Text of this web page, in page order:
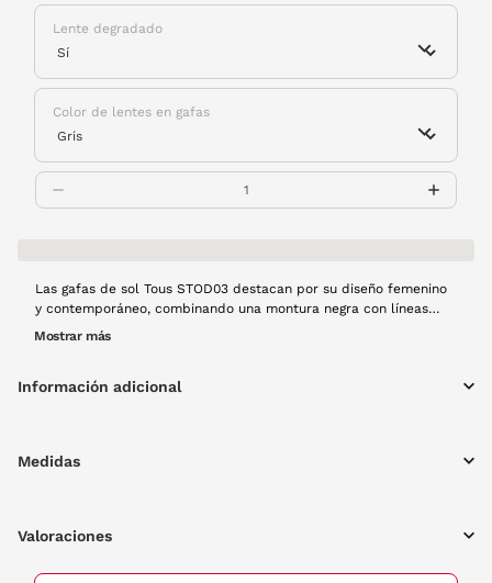
Lente degradado
Color de lentes en gafas
Las gafas de sol Tous STOD03 destacan por su diseño femenino
y contemporáneo, combinando una montura negra con líneas
suaves que aportan equilibrio y estilo. Su forma de líneas
inconfundible toque elegante de Tous.
Mostrar más
Información adicional
Medidas
Valoraciones